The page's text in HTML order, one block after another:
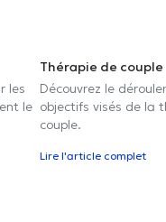
les
le
Thérapie de couple
Découvrez le
objectifs visés de la
couple.
Lire l'article complet